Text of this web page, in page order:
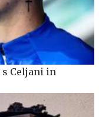
s Celjani in